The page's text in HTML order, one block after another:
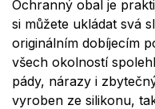
Ochranný obal je
si můžete ukládat svá
originálním dobíjecím
všech okolností
pády, nárazy i
vyroben ze silikonu,